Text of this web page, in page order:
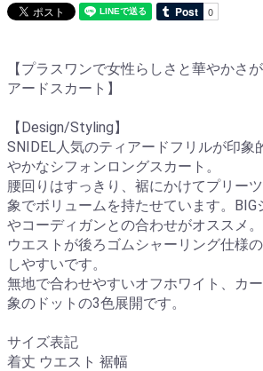
【プラスワンで女性らしさと華やかさ
アードスカート】
【Design/Styling】
SNIDEL人気のティアードフリルが印象
やかなシフォンロングスカート。
腰回りはすっきり、裾にかけてプリー
象でボリュームを持たせています。BIG
やコーディガンとの合わせがオススメ。
ウエストが後ろゴムシャーリング仕様
しやすいです。
無地で合わせやすいオフホワイト、カ
象のドットの3色展開です。
サイズ表記
着丈 ウエスト 裾幅